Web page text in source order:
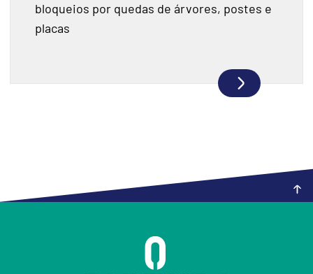
bloqueios por quedas de árvores, postes e
placas